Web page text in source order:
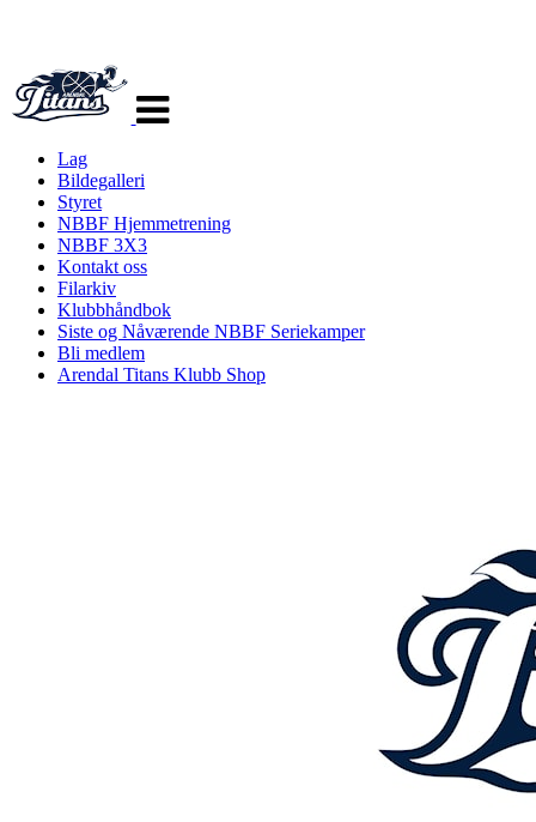
navigasjon
Lag
Bildegalleri
Styret
NBBF Hjemmetrening
NBBF 3X3
Kontakt oss
Filarkiv
Klubbhåndbok
Siste og Nåværende NBBF Seriekamper
Bli medlem
Arendal Titans Klubb Shop